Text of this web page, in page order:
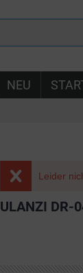
NEU
Leider
ULANZI DR-